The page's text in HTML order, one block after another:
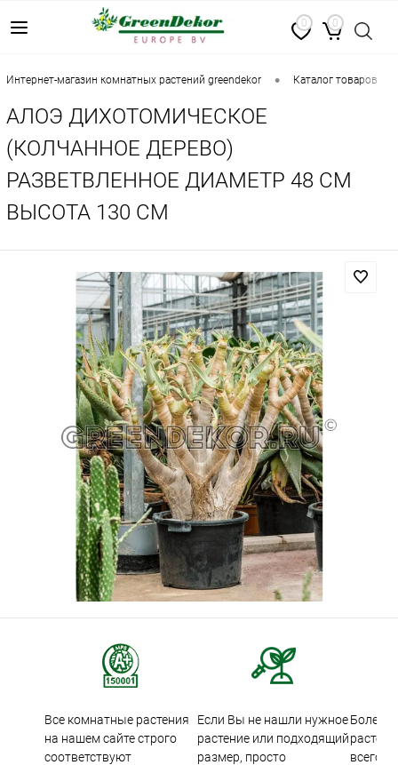
0 0
интернет-магазин комнатных растений greendekor • каталог товаров
АЛОЭ ДИХОТОМИЧЕСКОЕ
(КОЛЧАННОЕ ДЕРЕВО)
РАЗВЕТВЛЕННОЕ ДИАМЕТР 48 СМ
ВЫСОТА 130 СМ
Все комнатные растения
на нашем сайте строго
соответствуют
Если Вы не нашли нужное
растение или подходящий
размер, просто
Более
всего